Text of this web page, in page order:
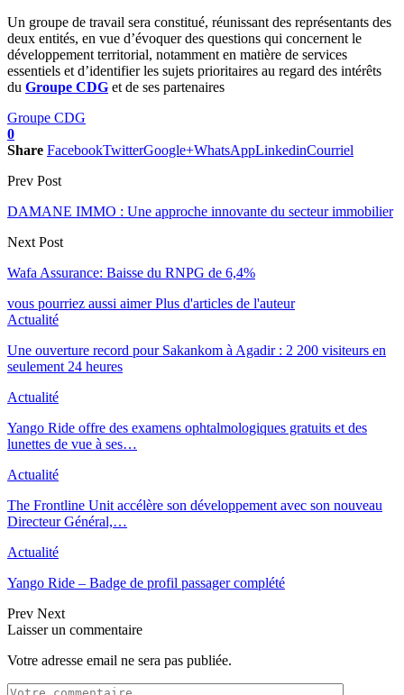
Un groupe de travail sera constitué, réunissant des représentants des
deux entités, en vue d’évoquer des questions qui concernent le
développement territorial, notamment en matière de services
essentiels et d’identifier les sujets prioritaires au regard des intérêts
du Groupe CDG et de ses partenaires
Groupe CDG
0
Share FacebookTwitterGoogle+WhatsAppLinkedinCourriel
Prev Post
DAMANE IMMO : Une approche innovante du secteur immobilier
Next Post
Wafa Assurance: Baisse du RNPG de 6,4%
vous pourriez aussi aimer Plus d'articles de l'auteur
Actualité
Une ouverture record pour Sakankom à Agadir : 2 200 visiteurs en
seulement 24 heures
Actualité
Yango Ride offre des examens ophtalmologiques gratuits et des
lunettes de vue à ses…
Actualité
The Frontline Unit accélère son développement avec son nouveau
Directeur Général,…
Actualité
Yango Ride – Badge de profil passager complété
Prev Next
Laisser un commentaire
Votre adresse email ne sera pas publiée.